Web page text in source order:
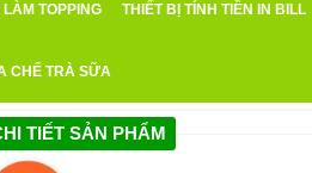
TOPPING THIẾT BỊ TÍNH TIỀN IN BILL
CHẾ TRÀ SỮA
TIẾT SẢN PHẨM